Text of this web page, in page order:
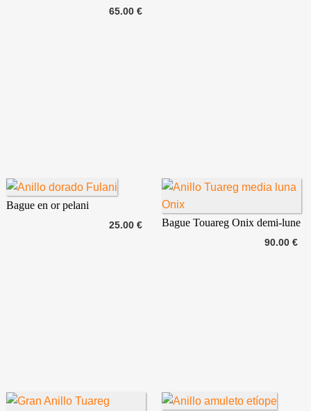
65.00 €
25.00 €
Bague en or pelani
90.00 €
Bague Touareg Onix demi-lune